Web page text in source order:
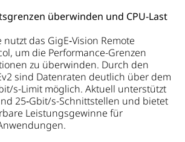
überwinden und CPU-Last
nutzt das GigE‑Vision Remote
um die Performance-Grenzen
zu überwinden. Durch den
sind Datenraten deutlich über dem
s-Limit möglich. Aktuell unterstützt
25‑Gbit/s-Schnittstellen und bietet
Leistungsgewinne für